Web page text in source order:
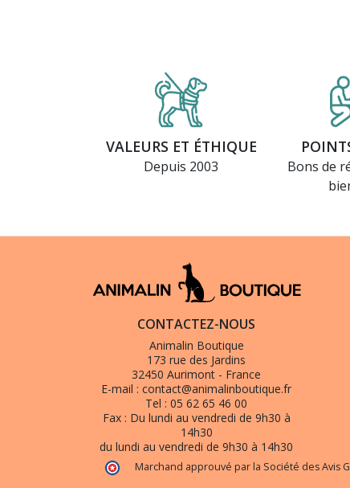
VALEURS ET ÉTHIQUE
Depuis 2003
Bons de
CONTACTEZ-NOUS
Animalin Boutique
173 rue des Jardins
32450 Aurimont - France
E-mail : contact@animalinboutique.fr
Tel : 05 62 65 46 00
Fax : Du lundi au vendredi de 9h30 à
14h30
du lundi au vendredi de 9h30 à 14h30
Marchand approuvé par la Société des Avis